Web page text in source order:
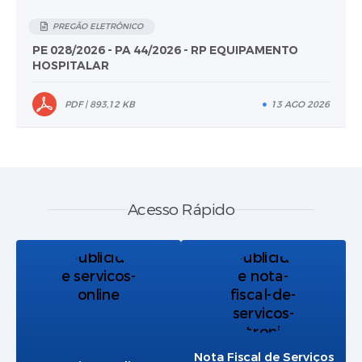
PREGÃO ELETRÔNICO
PE 028/2026 - PA 44/2026 - RP EQUIPAMENTO
HOSPITALAR
PDF | 893,12 KB 13 AGO 2026
Acesso Rápido
Nota Fiscal de Serviços